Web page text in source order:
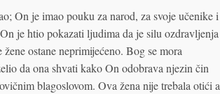
On je imao pouku za narod, za svoje učenike i
je htio pokazati ljudima da je silu ozdravljenja
ostane neprimijećeno. Bog se mora
da ona shvati kako On odobrava njezin čin
blagoslovom. Ova žena nije trebala otići a